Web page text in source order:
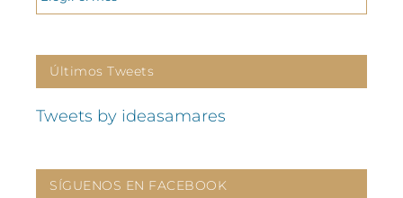
Últimos Tweets
Tweets by ideasamares
SÍGUENOS EN FACEBOOK